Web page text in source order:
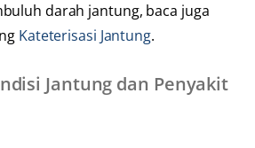
darah jantung, baca juga
Kateterisasi Jantung.
Jantung dan Penyakit